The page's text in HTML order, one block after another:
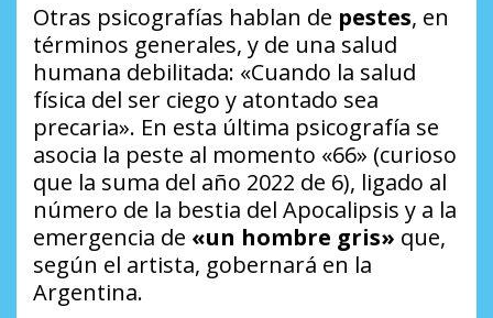
Otras psicografías hablan de pestes, en
términos generales, y de una salud
humana debilitada: «Cuando la salud
física del ser ciego y atontado sea
precaria». En esta última psicografía se
asocia la peste al momento «66» (curioso
que la suma del año 2022 de 6), ligado al
número de la bestia del Apocalipsis y a la
emergencia de «un hombre gris» que,
según el artista, gobernará en la
Argentina.